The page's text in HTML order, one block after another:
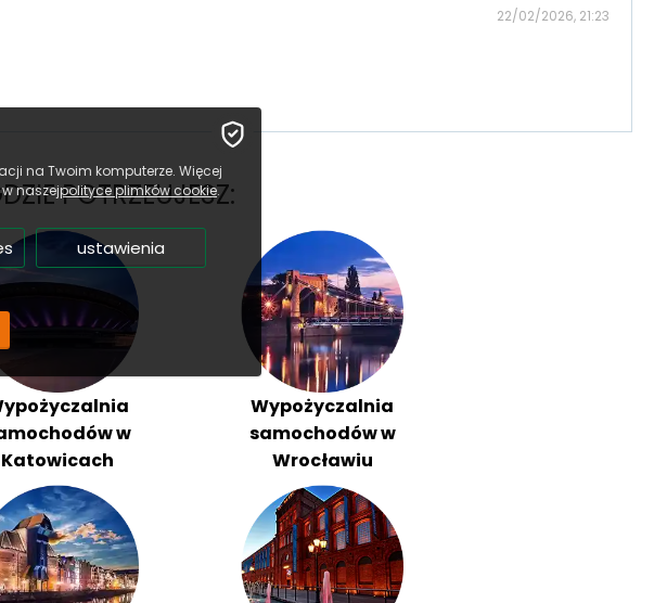
22/02/2026, 21:23
POTRZEUJESZ:
w
Katowicach
Wypożyczalnia
samochodów w
Wrocławiu
na Twoim komputerze. Więcej
naszejpolityce plimków cookie.
ustawienia